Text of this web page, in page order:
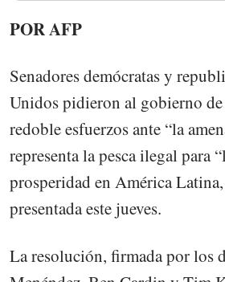
POR AFP
Senadores demócratas y
Unidos pidieron al gobierno
redoble esfuerzos ante “la
representa la pesca ilegal para
prosperidad en América
presentada este jueves.
La resolución, firmada por los